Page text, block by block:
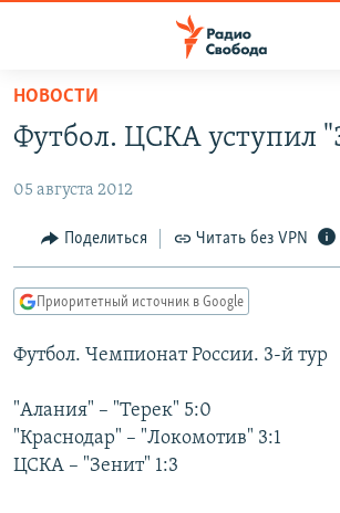
упрощенного
доступа
содержанию
Вернутся
навигации
поиску
ПРОГРАММЫ
ПОДКАСТЫ
АВТОРСКИЕ ПРОЕКТЫ
ЦИТАТЫ СВОБОДЫ
КУЛЬТУРА
IDEL.РЕАЛИИ
КАВКАЗ.РЕАЛИИ
СЕВЕР.РЕАЛИИ
СИБИРЬ.РЕАЛИИ
НОВОСТИ
Футбол. ЦСКА уступил
05 августа 2012
Поделиться Читать без VPN
Приоритетный источник в Google
Футбол. Чемпионат России. 3-й тур
"Алания" – "Терек" 5:0
"Краснодар" – "Локомотив" 3:1
ЦСКА – "Зенит" 1:3